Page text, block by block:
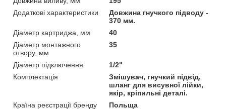
Додаткові характеристики
Довжина гнучкого підводу -
370 мм.
Діаметр картриджа, мм
40
Діаметр монтажного
отвору, мм
35
Діаметр підключення
1/2"
Комплектація
Змішувач, гнучкий підвід,
шланг для висувної лійки,
якір, кріпильні деталі.
Країна реєстрації бренду
Польща